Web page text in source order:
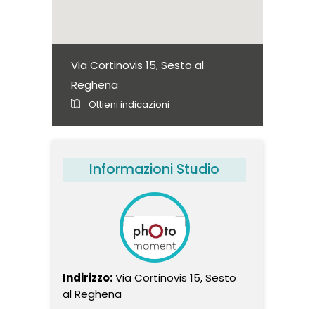
Via Cortinovis 15, Sesto al
Reghena
Ottieni indicazioni
Informazioni Studio
Indirizzo:Via Cortinovis 15, Sesto
al Reghena